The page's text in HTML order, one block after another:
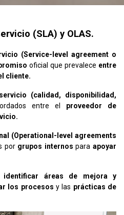
(SLA) y OLAS.
(Service-level agreement o
oficial que prevalece entre
cliente.
(calidad, disponibilidad,
entre el proveedor de
(Operational-level agreements
por grupos internos paraapoyar
identificar áreas de mejora y
los procesos y las prácticas de